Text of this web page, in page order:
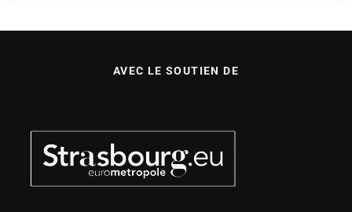
AVEC LE SOUTIEN DE